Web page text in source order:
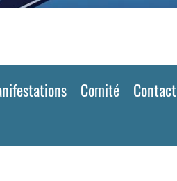
Comité Contact